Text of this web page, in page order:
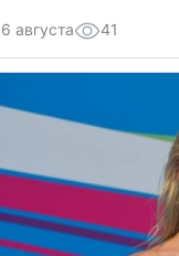
6 августа 41